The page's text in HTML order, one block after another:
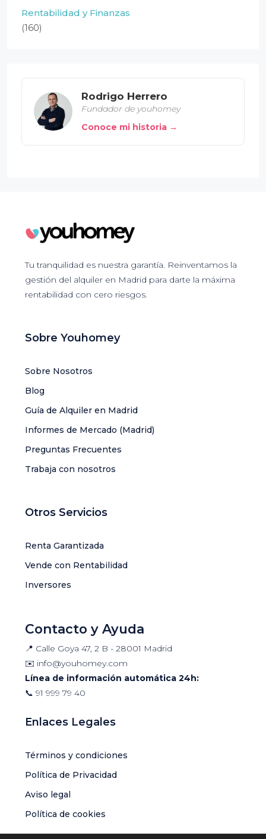
Rentabilidad y Finanzas
(160)
Rodrigo Herrero
Fundador de youhomey
Conoce mi historia →
Tu tranquilidad es nuestra garantía. Reinventamos la
gestión del alquiler en Madrid para darte la máxima
rentabilidad con cero riesgos.
Sobre Youhomey
Sobre Nosotros
Blog
Guía de Alquiler en Madrid
Informes de Mercado (Madrid)
Preguntas Frecuentes
Trabaja con nosotros
Otros Servicios
Renta Garantizada
Vende con Rentabilidad
Inversores
Contacto y Ayuda
📍 Calle Goya 47, 2 B - 28001 Madrid
✉️ info@youhomey.com
Línea de información automática 24h:
📞 91 999 79 40
Enlaces Legales
Términos y condiciones
Política de Privacidad
Aviso legal
Política de cookies